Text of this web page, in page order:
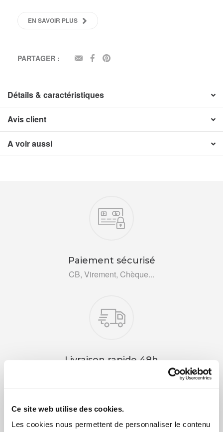
Ce site web utilise des cookies.
Les cookies nous permettent de personnaliser le contenu
EN SAVOIR PLUS
PARTAGER : EMAILFACEBOOK
Détails & caractéristiques
Avis client
A voir aussi
Paiement sécurisé
CB, Virement, Chèque...
Livraison rapide 48h